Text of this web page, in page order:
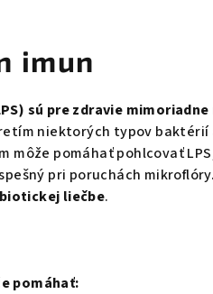
imun
sú pre zdravie
niektorých typov baktérií
môže pomáhať pohlcovať
pri poruchách
liečbe.
pomáhať: